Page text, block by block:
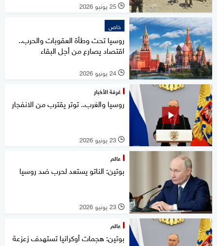
l 25 يونيو 2026
خاص
روسيا تحت وطأة العقوبات والحرب..
اقتصاد يصارع من أجل البقاء
l 24 يونيو 2026
غرفة الأخبار
روسيا والغرب.. توتر يقترب من الانفجار
l 23 يونيو 2026
عالم
بوتين: الناتو يستعد لحرب ضد روسيا
l 23 يونيو 2026
عالم
بوتين: هجمات أوكرانيا تستهدف زعزعة